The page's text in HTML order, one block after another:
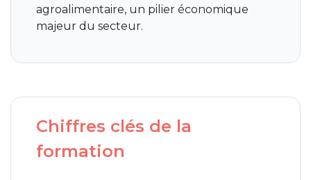
agroalimentaire, un pilier économique
majeur du secteur.
Chiffres clés de la
formation